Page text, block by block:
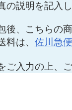
の説明を記入
後、こちらの
料は、 佐川急
ご入力の上、